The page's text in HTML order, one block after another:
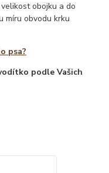
obojku a do
míru obvodu krku
psa?
podle Vašich